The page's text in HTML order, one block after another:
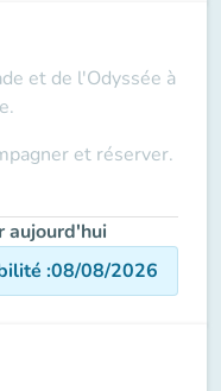
et de l'Odyssée à
et réserver.
aujourd'hui
:08/08/2026